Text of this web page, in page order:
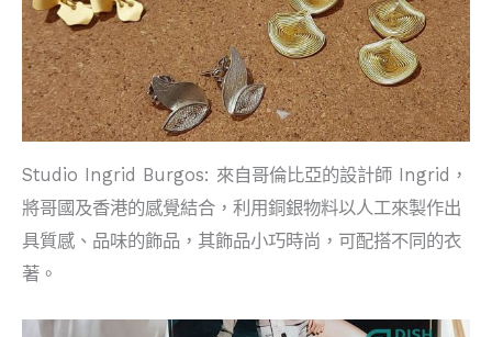
Studio Ingrid Burgos: 來自哥倫比亞的設計師 Ingrid，
將哥國及香港的感覺結合，利用銅銀物料以人工來製作出
具質感、品味的飾品，其飾品小巧時尚，可配搭不同的衣
著。